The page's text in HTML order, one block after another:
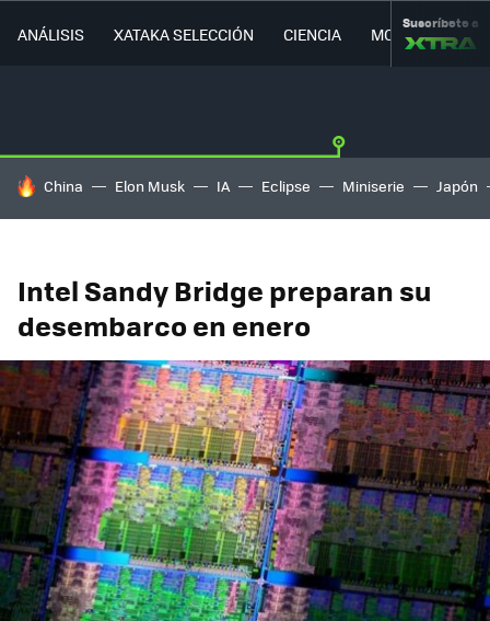
ANÁLISIS XATAKA SELECCIÓN CIENCIA MOVILIDAD
Suscríbete a
HOY SE HABLA DE
China Elon Musk IA Eclipse Miniserie Japón
Intel Sandy Bridge preparan su
desembarco en enero